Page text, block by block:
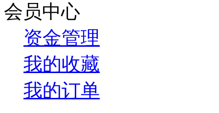
会员中心
资金管理
我的收藏
我的订单